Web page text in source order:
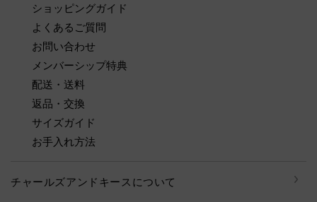
ショッピングガイド
よくあるご質問
お問い合わせ
メンバーシップ特典
配送・送料
返品・交換
サイズガイド
お手入れ方法
チャールズアンドキースについて